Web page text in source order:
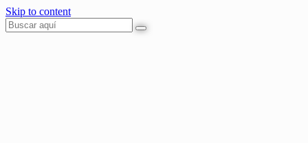
Skip to content